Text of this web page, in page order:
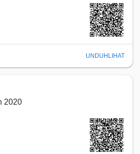
UNDUH LIHAT
2020